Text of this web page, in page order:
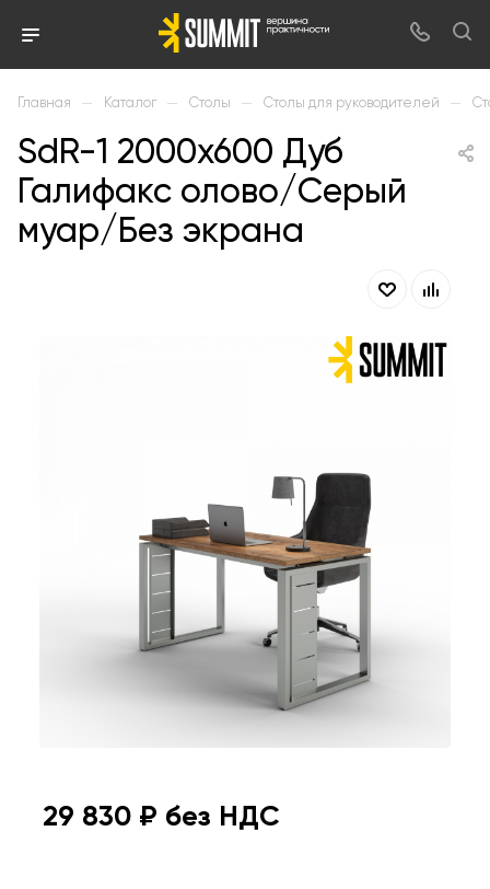
Главная — Каталог — Столы — Столы для руководителей —
SdR-1 2000х600 Дуб
Галифакс олово/Серый
муар/Без экрана
29 830 ₽ без НДС